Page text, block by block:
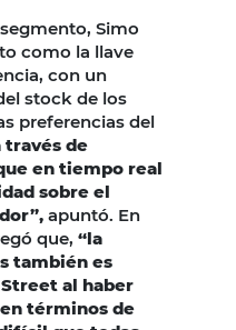
Simo
como la llave
con un
stock de los
preferencias del
través de
en tiempo real
sobre el
apuntó. En
que, “la
también es
al haber
términos de